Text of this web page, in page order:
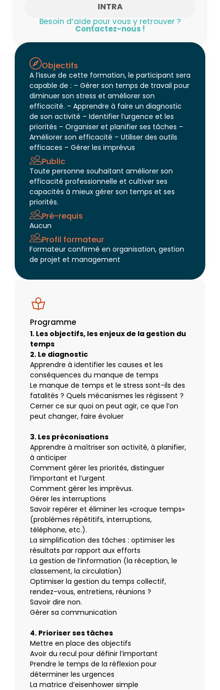
Objectifs
A l’issue de cette formation, le participant sera
capable de : – Gérer son temps de travail pour
diminuer son stress et améliorer son
efficacité. – Apprendre à faire un diagnostic
de son activité – Identifier l’urgence et les
priorités – Organiser et planifier ses tâches –
Améliorer son efficacité – Utiliser des outils
efficaces – Gérer les imprévus
Public
Toute personne souhaitant améliorer son
efficacité professionnelle et cultiver ses
capacités à mieux gérer son temps et ses
priorités.
Pré-requis
Aucun
Profil formateur
Formateur confirmé en organisation, gestion
de projet et management
Programme
1. Les objectifs, les enjeux de la gestion du
temps
2. Le diagnostic
Apprendre à identifier les causes et les
conséquences du manque de temps
Le manque de temps et le stress sont-ils des
fatalités ? Quels mécanismes les régissent ?
Cerner ce sur quoi on peut agir, ce que l’on
peut changer, faire évoluer
3. Les préconisations
Apprendre à maîtriser son activité, à planifier,
à anticiper
Comment gérer les priorités, distinguer
l’important et l’urgent
Comment gérer les imprévus.
Gérer les interruptions
Savoir repérer et éliminer les «croque temps»
(problèmes répétitifs, interruptions,
téléphone, etc.).
La simplification des tâches : optimiser les
résultats par rapport aux efforts
La gestion de l’information (la réception, le
classement, la circulation)
Optimiser la gestion du temps collectif,
rendez-vous, entretiens, réunions ?
Savoir dire non.
Gérer sa communication
4. Prioriser ses tâches
Mettre en place des objectifs
Avoir du recul pour définir l’important
Prendre le temps de la réflexion pour
déterminer les urgences
La matrice d’eisenhower simple
INTRA
Besoin d’aide pour vous y retrouver ?
Contactez-nous !